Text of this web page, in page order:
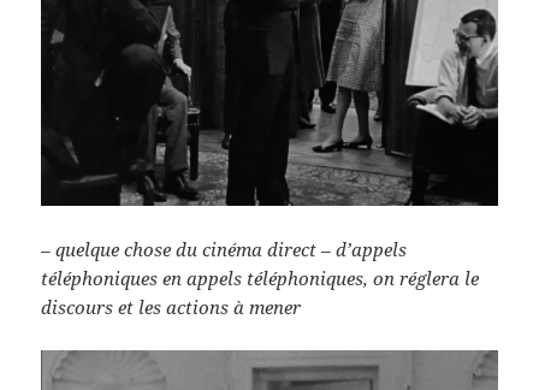
– quelque chose du cinéma direct – d’appels
téléphoniques en appels téléphoniques, on réglera le
discours et les actions à mener